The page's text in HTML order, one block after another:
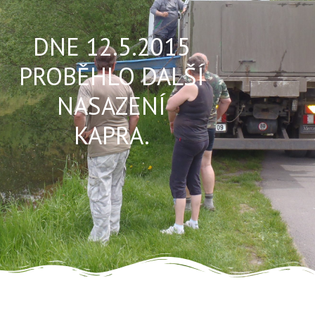
DNE 12.5.2015
PROBĚHLO DALŠÍ
NASAZENÍ
KAPRA.